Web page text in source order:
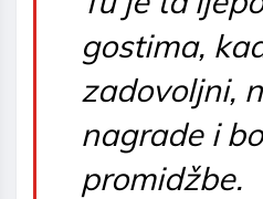
gostima,
zadovoljni,
nagrade i
promidžbe.